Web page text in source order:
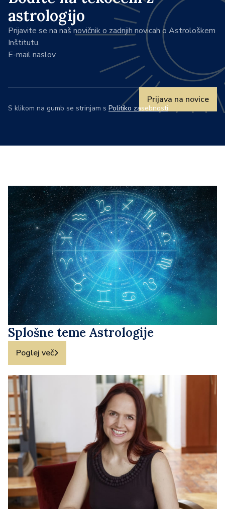
astrologijo
Prijavite se na naš novičnik o zadnjih novicah o Astrološkem
Inštitutu.
E-mail naslov
Prijava na novice
S klikom na gumb se strinjam s Politiko zasebnosti.
Splošne teme Astrologije
Poglej več